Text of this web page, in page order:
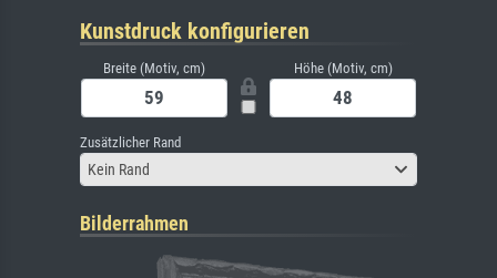
Kunstdruck konfigurieren
Breite (Motiv, cm) Höhe (Motiv, cm)
Zusätzlicher Rand
Kein Rand
Bilderrahmen